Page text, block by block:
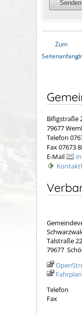
Zum
Seitenanfang
Bifigstraße
79677
Telefon
Fax 07673
E-Mail
Talstraße 22
79677
Telefon
Fax